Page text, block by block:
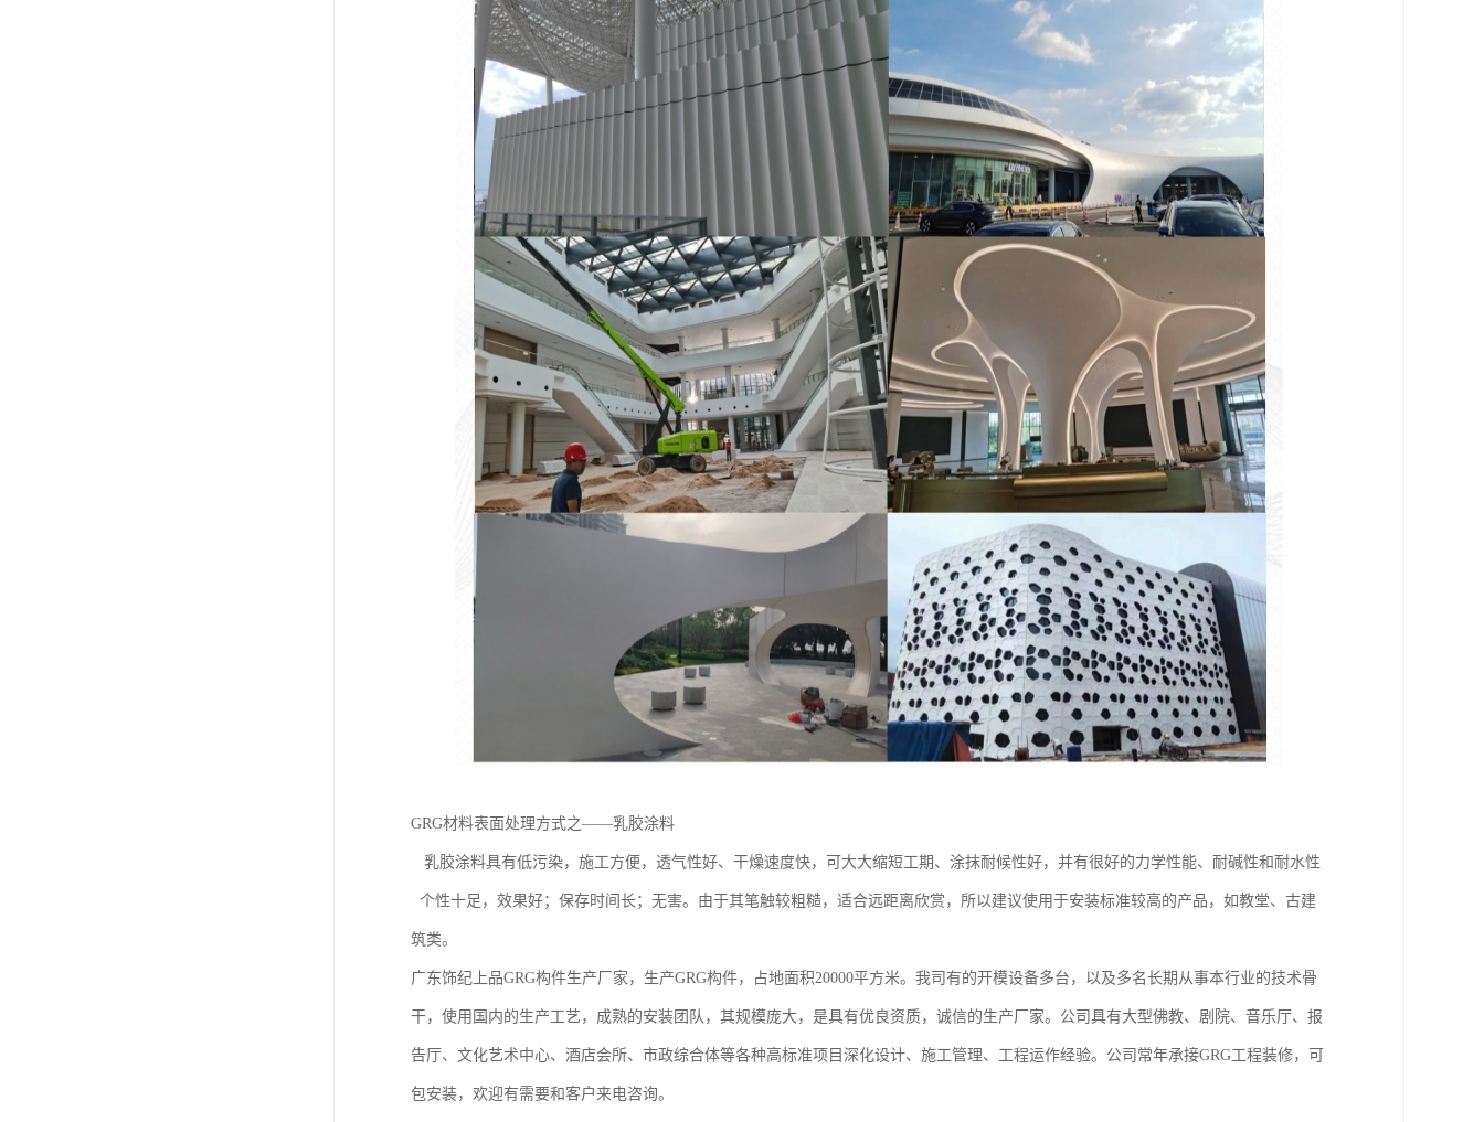
GRG材料表面处理方式之——乳胶涂料
乳胶涂料具有低污染，施工方便，透气性好、干燥速度快，可大大缩短工期、涂抹耐候性好，并有很好的力学性能、耐碱性和耐水性
个性十足，效果好；保存时间长；无害。由于其笔触较粗糙，适合远距离欣赏，所以建议使用于安装标准较高的产品，如教堂、古建
筑类。
广东饰纪上品GRG构件生产厂家，生产GRG构件，占地面积20000平方米。我司有的开模设备多台，以及多名长期从事本行业的技术骨
干，使用国内的生产工艺，成熟的安装团队，其规模庞大，是具有优良资质，诚信的生产厂家。公司具有大型佛教、剧院、音乐厅、报
告厅、文化艺术中心、酒店会所、市政综合体等各种高标准项目深化设计、施工管理、工程运作经验。公司常年承接GRG工程装修，可
包安装，欢迎有需要和客户来电咨询。